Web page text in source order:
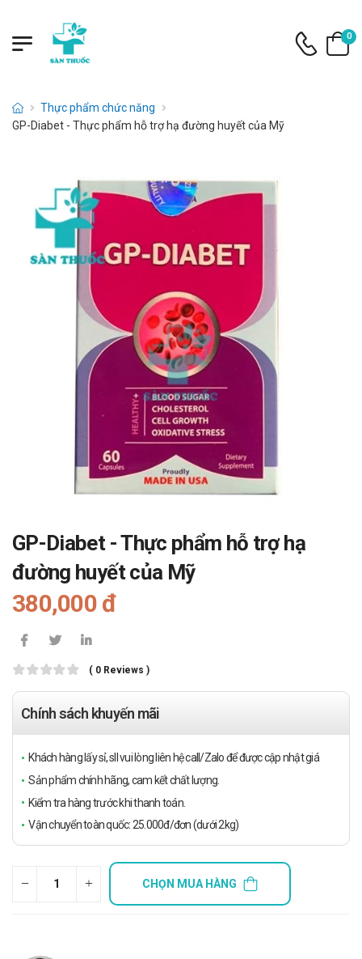
0
Thực phẩm chức năng
GP-Diabet - Thực phẩm hỗ trợ hạ đường huyết của Mỹ
GP-Diabet - Thực phẩm hỗ trợ hạ
đường huyết của Mỹ
380,000 đ
( 0 Reviews )
Chính sách khuyến mãi
Khách hàng lấy sỉ, sll vui lòng liên hệ call/Zalo để được cập nhật giá
Sản phẩm chính hãng, cam kết chất lượng.
Kiểm tra hàng trước khi thanh toán.
Vận chuyển toàn quốc: 25.000đ/đơn (dưới 2kg)
CHỌN MUA HÀNG